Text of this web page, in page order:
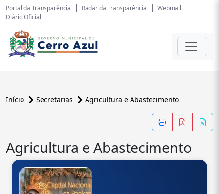
Portal da Transparência Radar da Transparência
Webmail
Diário Oficial
Início Secretarias Agricultura e Abastecimento
Agricultura e Abastecimento